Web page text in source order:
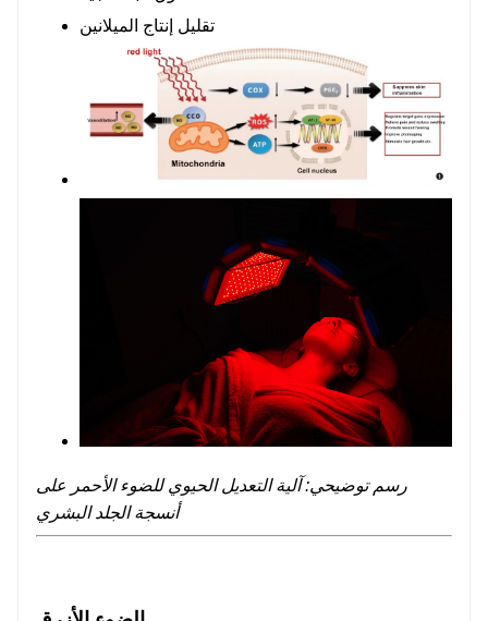
تقليل إنتاج الميلانين
رسم توضيحي: آلية التعديل الحيوي للضوء الأحمر على
أنسجة الجلد البشري